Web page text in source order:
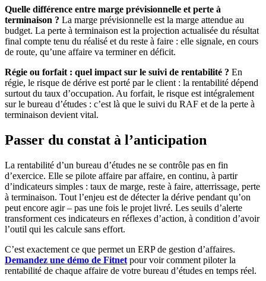
Quelle différence entre marge prévisionnelle et perte à
terminaison ? La marge prévisionnelle est la marge attendue au
budget. La perte à terminaison est la projection actualisée du résultat
final compte tenu du réalisé et du reste à faire : elle signale, en cours
de route, qu’une affaire va terminer en déficit.
Régie ou forfait : quel impact sur le suivi de rentabilité ? En
régie, le risque de dérive est porté par le client : la rentabilité dépend
surtout du taux d’occupation. Au forfait, le risque est intégralement
sur le bureau d’études : c’est là que le suivi du RAF et de la perte à
terminaison devient vital.
Passer du constat à l’anticipation
La rentabilité d’un bureau d’études ne se contrôle pas en fin
d’exercice. Elle se pilote affaire par affaire, en continu, à partir
d’indicateurs simples : taux de marge, reste à faire, atterrissage, perte
à terminaison. Tout l’enjeu est de détecter la dérive pendant qu’on
peut encore agir – pas une fois le projet livré. Les seuils d’alerte
transforment ces indicateurs en réflexes d’action, à condition d’avoir
l’outil qui les calcule sans effort.
C’est exactement ce que permet un ERP de gestion d’affaires.
Demandez une démo de Fitnet pour voir comment piloter la
rentabilité de chaque affaire de votre bureau d’études en temps réel.